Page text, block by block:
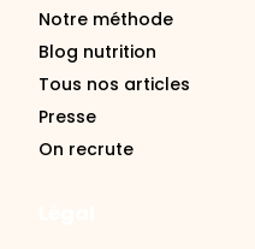
Notre méthode
Blog nutrition
Tous nos articles
Presse
On recrute